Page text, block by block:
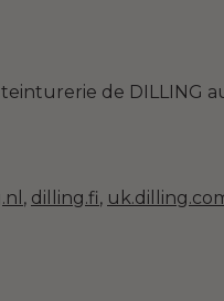
de DILLING
, dilling.fi,